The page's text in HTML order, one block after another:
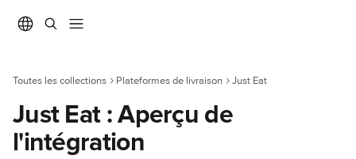
Toutes les collections Plateformes de livraison Just Eat
Just Eat : Aperçu de
l'intégration